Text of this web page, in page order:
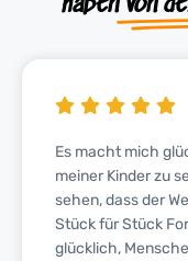
Es macht mich
meiner Kinder zu
sehen, dass der
Stück für Stück
glücklich,